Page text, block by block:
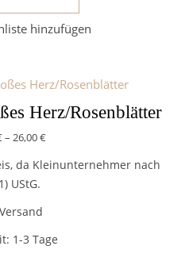
Herz/Rosenblätter
– 26,00€
da Kleinunternehmer nach
UStG.
1-3 Tage